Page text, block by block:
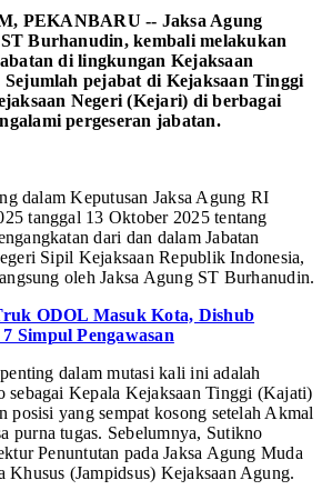
PEKANBARU -- Jaksa Agung
Burhanudin, kembali melakukan
di lingkungan Kejaksaan
pejabat di Kejaksaan Tinggi
Negeri (Kejari) di berbagai
pergeseran jabatan.
dalam Keputusan Jaksa Agung RI
tanggal 13 Oktober 2025 tentang
dari dan dalam Jabatan
Sipil Kejaksaan Republik Indonesia,
oleh Jaksa Agung ST Burhanudin.
ODOL Masuk Kota, Dishub
Simpul Pengawasan
dalam mutasi kali ini adalah
sebagai Kepala Kejaksaan Tinggi (Kajati)
posisi yang sempat kosong setelah Akmal
purna tugas. Sebelumnya, Sutikno
Penuntutan pada Jaksa Agung Muda
Khusus (Jampidsus) Kejaksaan Agung.